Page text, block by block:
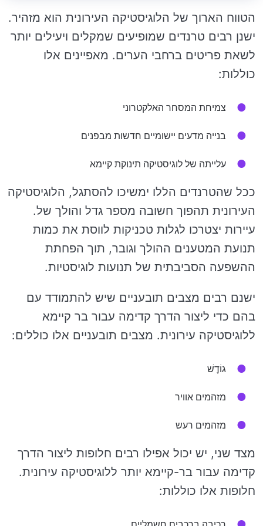
הטווח הארוך של הלוגיסטיקה העירונית הוא מזהיר.
ישנן רבים טרנדים שמופיעים שמקלים ויעילים יותר
לשאת פריטים ברחבי הערים. מאפיינים אלו
כוללות:
צמיחת המסחר האלקטרוני
בנייה מדעים יישומיים חדשות מבפנים
עלייתה של לוגיסטיקה תינוקת קיימא
ככל שהטרנדים הללו ימשיכו להסתגל, הלוגיסטיקה
העירונית תהפוך חשובה מספר גדל והולך של.
עיירות יצטרכו לגלות טכניקות לווסת את כמות
תנועת המטענים ההולך וגובר, תוך הפחתת
ההשפעה הסביבתית של תנועות לוגיסטיות.
ישנם רבים מצבים תובעניים שיש להתמודד עם
בהם כדי ליצור הדרך קדימה עבור בר קיימא
ללוגיסטיקה עירונית. מצבים תובעניים אלו כוללים:
גוֹדֶשׁ
מזהמים אוויר
מזהמים רעש
מצד שני, יש יכול אפילו רבים חלופות ליצור הדרך
קדימה עבור בר-קיימא יותר ללוגיסטיקה עירונית.
חלופות אלו כוללות: